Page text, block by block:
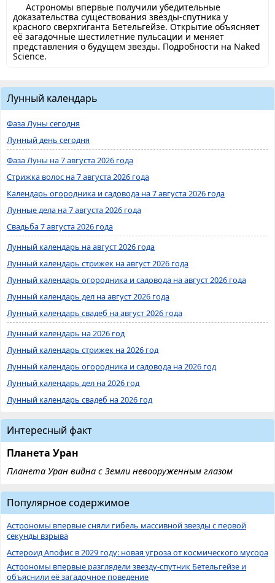
Астрономы впервые получили убедительные
доказательства существования звезды-спутника у
красного сверхгиганта Бетельгейзе. Открытие объясняет
её загадочные шестилетние пульсации и меняет
представления о будущем звезды. Подробности на Naked
Science.
Лунный календарь
Фаза Луны сегодня
Лунный день сегодня
Фаза Луны на 7 августа 2026 года
Стрижка волос на 7 августа 2026 года
Календарь огородника и садовода на 7 августа 2026 года
Лунные дела на 7 августа 2026 года
Свадьба 7 августа 2026 года
Лунный календарь на август 2026 года
Лунный календарь стрижек на август 2026 года
Лунный календарь огородника и садовода на август 2026 года
Лунный календарь дел на август 2026 года
Лунный календарь свадеб на август 2026 года
Лунный календарь на 2026 год
Лунный календарь стрижек на 2026 год
Лунный календарь огородника и садовода на 2026 год
Лунный календарь дел на 2026 год
Лунный календарь свадеб на 2026 год
Интересный факт
Планета Уран
Планета Уран видна с Земли невооруженным глазом
Популярное содержимое
Астрономы впервые сняли гибель массивной звезды с первой
секунды взрыва
Астероид Апофис в 2029 году: новая угроза от космического мусора
Астрономы впервые разглядели звезду-спутник Бетельгейзе и
объяснили её загадочное поведение